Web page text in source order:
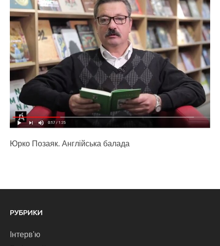
Юрко Позаяк. Англійська балада
РУБРИКИ
Інтерв'ю